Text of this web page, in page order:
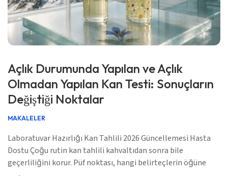
Açlık Durumunda Yapılan ve Açlık
Olmadan Yapılan Kan Testi: Sonuçların
Değiştiği Noktalar
MAKALELER
Laboratuvar Hazırlığı Kan Tahlili 2026 Güncellemesi Hasta
Dostu Çoğu rutin kan tahlili kahvaltıdan sonra bile
geçerliliğini korur. Püf noktası, hangi belirteçlerin öğüne